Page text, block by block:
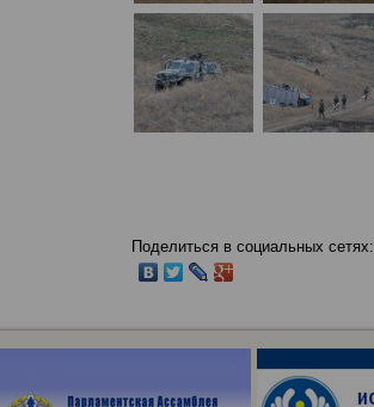
Поделиться в социальных сетях: